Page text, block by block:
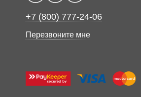
+7 (800) 777-24-06
Перезвоните мне